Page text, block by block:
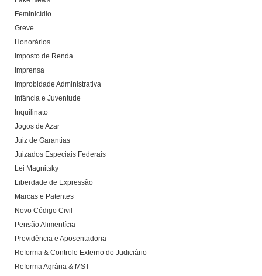
Feminicídio
Greve
Honorários
Imposto de Renda
Imprensa
Improbidade Administrativa
Infância e Juventude
Inquilinato
Jogos de Azar
Juiz de Garantias
Juizados Especiais Federais
Lei Magnitsky
Liberdade de Expressão
Marcas e Patentes
Novo Código Civil
Pensão Alimentícia
Previdência e Aposentadoria
Reforma & Controle Externo do Judiciário
Reforma Agrária & MST